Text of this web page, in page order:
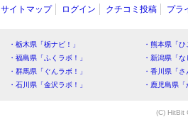
サイトマップ ログイン クチコミ投稿 プラ
・栃木県「栃ナビ！」
・熊本県「
・福島県「ふくラボ！」
・新潟県「
・群馬県「ぐんラボ！」
・香川県「
・石川県「金沢ラボ！」
・鹿児島県
(C) HitBit